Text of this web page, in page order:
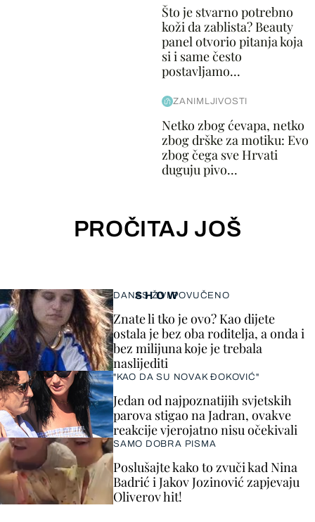
Što je stvarno potrebno
koži da zablista? Beauty
panel otvorio pitanja koja
si i same često
postavljamo...
ZANIMLJIVOSTI
Netko zbog ćevapa, netko
zbog drške za motiku: Evo
zbog čega sve Hrvati
duguju pivo...
PROČITAJ JOŠ
SHOW
DANAS ŽIVI POVUČENO
Znate li tko je ovo? Kao dijete
ostala je bez oba roditelja, a onda i
bez milijuna koje je trebala
naslijediti
"KAO DA SU NOVAK ĐOKOVIĆ"
Jedan od najpoznatijih svjetskih
parova stigao na Jadran, ovakve
reakcije vjerojatno nisu očekivali
SAMO DOBRA PISMA
Poslušajte kako to zvuči kad Nina
Badrić i Jakov Jozinović zapjevaju
Oliverov hit!